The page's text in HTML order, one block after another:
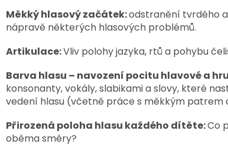
Měkký hlasový začátek:odstranění tvrdého
nápravě některých hlasových problémů.
Artikulace:Vliv polohy jazyka, rtů a pohybu
Barva hlasu – navození pocitu hlavové a
konsonanty, vokály, slabikami a slovy, které
vedení hlasu (včetně práce s měkkým patrem
Přirozená poloha hlasu každého dítěte:Co
oběma směry?